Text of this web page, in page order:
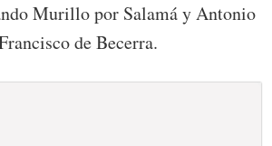
Murillo por Salamá y Antonio
de Becerra.